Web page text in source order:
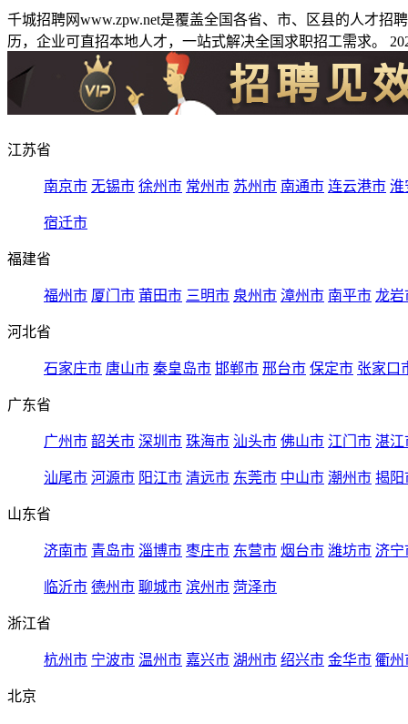
千城招聘网www.zpw.net是覆盖全国各省、市、区县的人才
历，企业可直招本地人才，一站式解决全国求职招工需求。
江苏省
南京市 无锡市 徐州市 常州市 苏州市 南通市 连云港市 淮
宿迁市
福建省
福州市 厦门市 莆田市 三明市 泉州市 漳州市 南平市 龙岩
河北省
石家庄市 唐山市 秦皇岛市 邯郸市 邢台市 保定市 张家口
广东省
广州市 韶关市 深圳市 珠海市 汕头市 佛山市 江门市 湛江
汕尾市 河源市 阳江市 清远市 东莞市 中山市 潮州市 揭阳
山东省
济南市 青岛市 淄博市 枣庄市 东营市 烟台市 潍坊市 济宁
临沂市 德州市 聊城市 滨州市 菏泽市
浙江省
杭州市 宁波市 温州市 嘉兴市 湖州市 绍兴市 金华市 衢州
北京